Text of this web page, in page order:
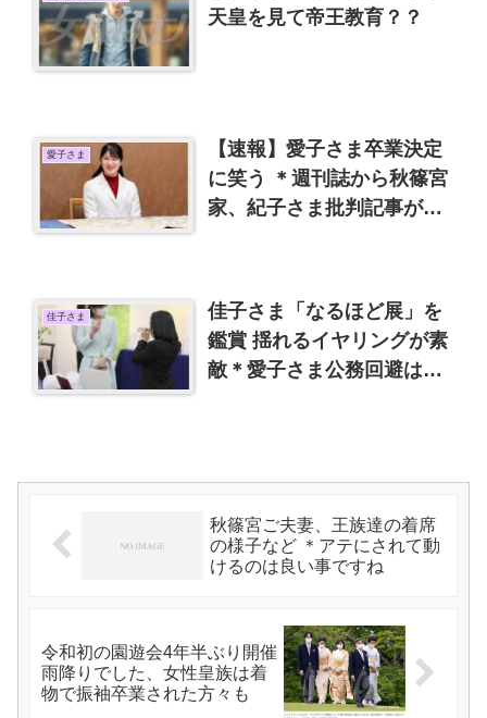
天皇を見て帝王教育？？
愛子さま
【速報】愛子さま卒業決定
に笑う ＊週刊誌から秋篠宮
家、紀子さま批判記事が消
佳子さま
佳子さま「なるほど展」を
鑑賞 揺れるイヤリングが素
敵＊愛子さま公務回避は結
秋篠宮ご夫妻、王族達の着席
の様子など ＊アテにされて動
けるのは良い事ですね
令和初の園遊会4年半ぶり開催
雨降りでした、女性皇族は着
物で振袖卒業された方々も